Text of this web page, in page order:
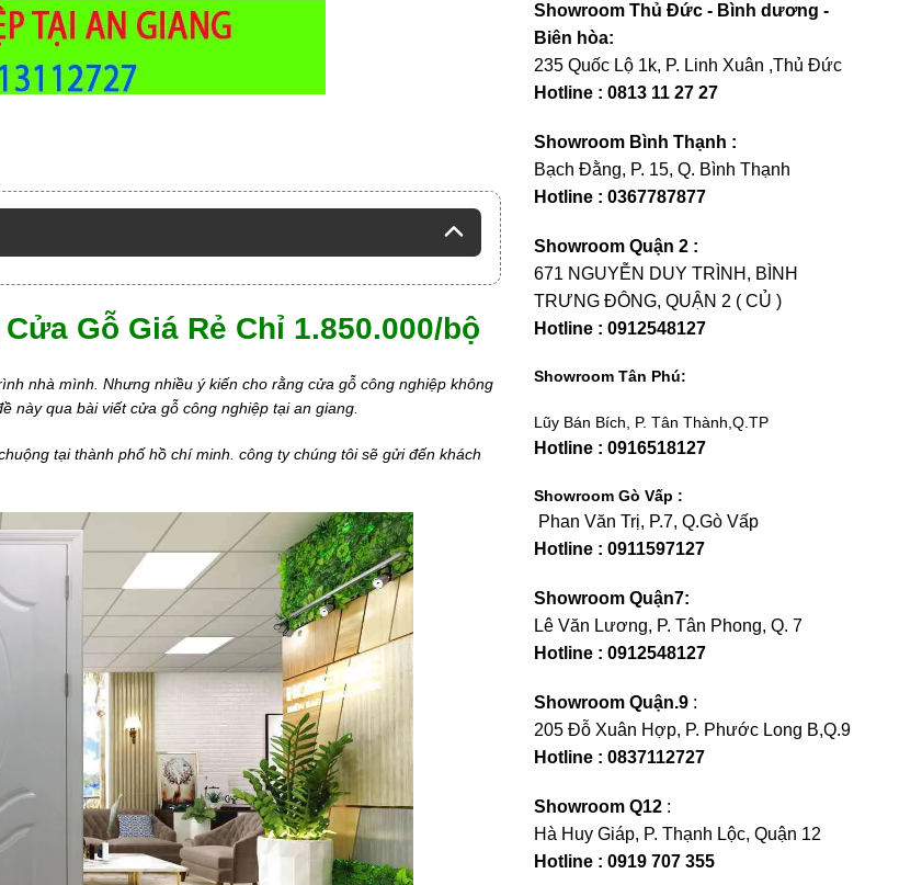
Gỗ Giá Rẻ Chỉ 1.850.000/bộ
nhà mình. Nhưng nhiều ý kiến cho rằng cửa gỗ công nghiệp không
này qua bài viết cửa gỗ công nghiệp tại an giang.
tại thành phố hồ chí minh. công ty chúng tôi sẽ gửi đến khách
Showroom Thủ Đức - Bình dương -
Biên hòa:
235 Quốc Lộ 1k, P. Linh Xuân ,Thủ Đức
Hotline : 0813 11 27 27
Showroom Bình Thạnh :
Bạch Đằng, P. 15, Q. Bình Thạnh
Hotline : 0367787877
Showroom Quận 2 :
671 NGUYỄN DUY TRÌNH, BÌNH
TRƯNG ĐÔNG, QUẬN 2 ( CỦ )
Hotline : 0912548127
Showroom Tân Phú:
Lũy Bán Bích, P. Tân Thành,Q.TP
Hotline : 0916518127
Showroom Gò Vấp :
Phan Văn Trị, P.7, Q.Gò Vấp
Hotline : 0911597127
Showroom Quận7:
Lê Văn Lương, P. Tân Phong, Q. 7
Hotline : 0912548127
Showroom Quận.9 :
205 Đỗ Xuân Hợp, P. Phước Long B,Q.9
Hotline : 0837112727
Showroom Q12 :
Hà Huy Giáp, P. Thạnh Lộc, Quận 12
Hotline : 0919 707 355